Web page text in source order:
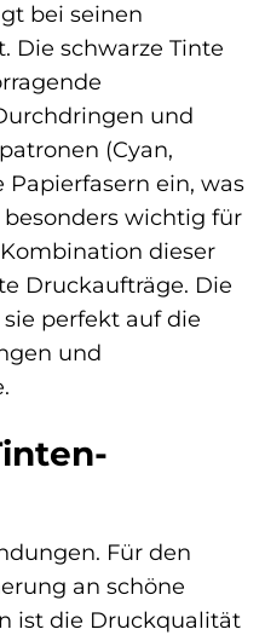
bei seinen
Die schwarze Tinte
und
(Cyan,
ein, was
wichtig für
dieser
Druckaufträge. Die
perfekt auf die
und
Für den
an schöne
ist die Druckqualität